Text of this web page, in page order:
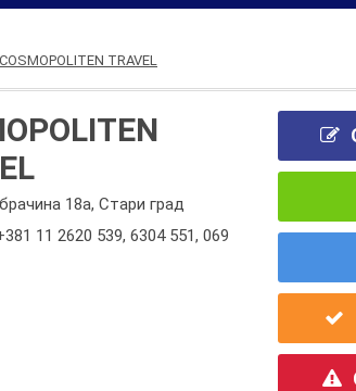
COSMOPOLITEN TRAVEL
18а, Стари град
11 2620 539,6304 551,069